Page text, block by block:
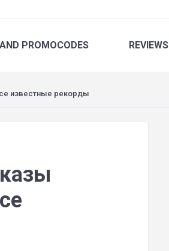
AND PROMOCODES REVIEWS
известные рекорды